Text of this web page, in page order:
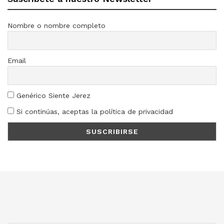
Nombre o nombre completo
Email
Genérico Siente Jerez
Si continúas, aceptas la política de privacidad